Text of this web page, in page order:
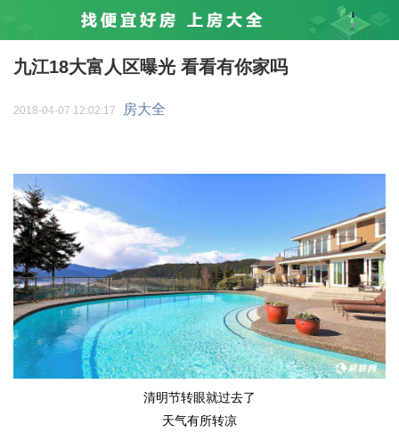
九江18大富人区曝光 看看有你家吗
2018-04-07 12:02:17 房大全
清明节转眼就过去了
天气有所转凉